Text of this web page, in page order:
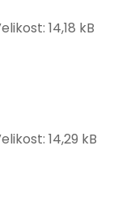
14,18 kB
14,29 kB